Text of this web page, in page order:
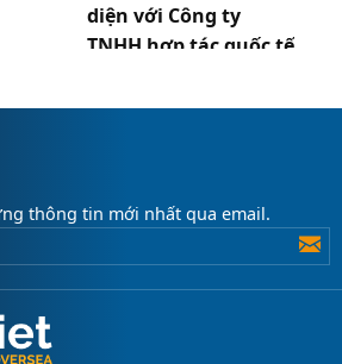
diện với Công ty
TNHH hợp tác quốc tế
tạo thêm nhiều cơ
thông tin mới nhất qua email.